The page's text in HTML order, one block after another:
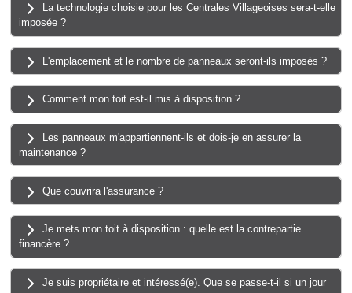
La technologie choisie pour les Centrales Villageoises sera-t-elle
imposée ?
L'emplacement et le nombre de panneaux seront-ils imposés ?
Comment mon toit est-il mis à disposition ?
Les panneaux m'appartiennent-ils et dois-je en assurer la
maintenance ?
Que couvrira l'assurance ?
Je mets mon toit à disposition : quelle est la contrepartie
financère ?
Je suis propriétaire et intéressé(e). Que se passe-t-il si un jour